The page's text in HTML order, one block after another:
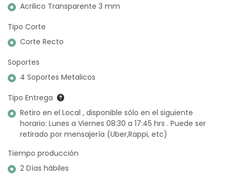
Acrilico Transparente 3 mm
Tipo Corte
Corte Recto
Soportes
4 Soportes Metalicos
Tipo Entrega
Retiro en el Local , disponible sólo en el siguiente
horario: Lunes a Viernes 08:30 a 17:45 hrs . Puede ser
retirado por mensajería (Uber,Rappi, etc)
Tiempo producción
2 Días hábiles